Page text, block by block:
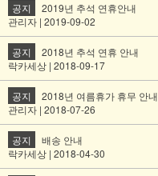
공지
2019년 추석 연휴안내
관리자 | 2019-09-02
공지
2018년 추석 연휴 안내
락카세상 | 2018-09-17
공지
2018년 여름휴가 휴무 안내
관리자 | 2018-07-26
공지
배송 안내
락카세상 | 2018-04-30